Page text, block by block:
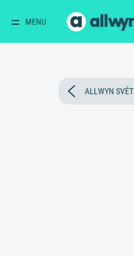
MENU
ALLWYN SVĚT